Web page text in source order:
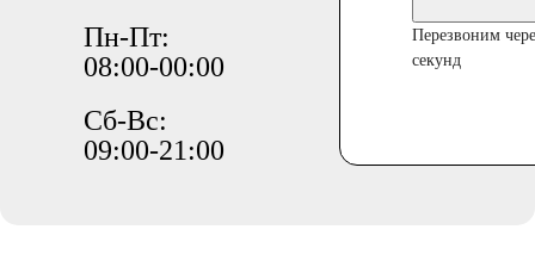
Пн-Пт:
08:00-00:00
Сб-Вс:
09:00-21:00
Перезвоним
секунд